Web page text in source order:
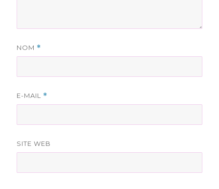
NOM *
E-MAIL *
SITE WEB